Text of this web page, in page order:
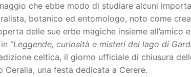
che ebbe modo di studiare alcuni
botanico ed entomologo, noto come
delle sue erbe magiche insieme all’amico
“Leggende, curiosità e misteri del lago di
celtica, il giorno ufficiale di chiusura
Ceralia, una festa dedicata a Cerere.